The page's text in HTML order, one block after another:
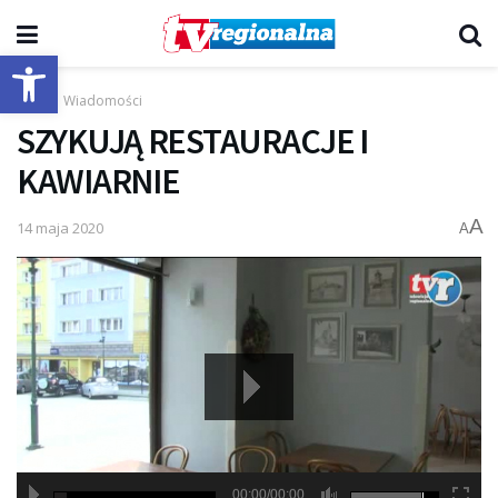
Otwórz pasek narzędzi
Start Wiadomości
SZYKUJĄ RESTAURACJE I
KAWIARNIE
14 maja 2020 AA
00:00/00:00